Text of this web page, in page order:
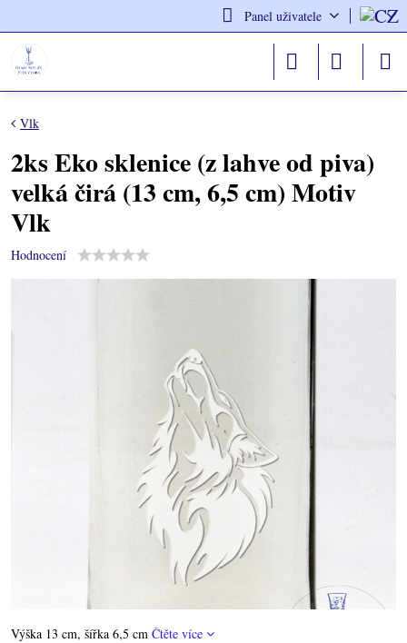
Panel uživatele
Vlk
2ks Eko sklenice (z lahve od piva)
velká čirá (13 cm, 6,5 cm) Motiv
Vlk
Hodnocení
Výška 13 cm, šířka 6,5 cm Čtěte více